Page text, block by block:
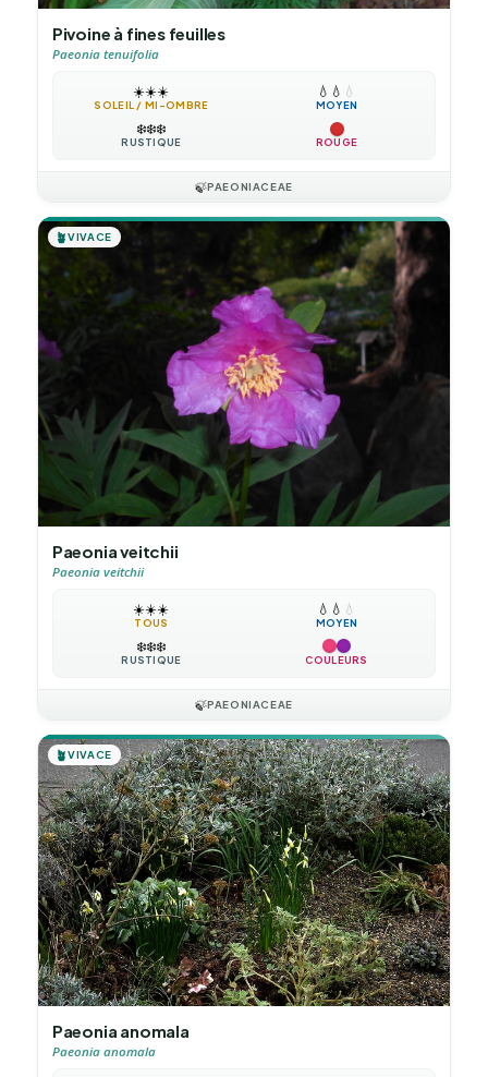
Pivoine à fines feuilles
Paeonia tenuifolia
☀️☀️☀️
SOLEIL / MI-OMBRE
💧 💧 💧
MOYEN
❄️❄️❄️
RUSTIQUE ROUGE
🍃PAEONIACEAE
🪴VIVACE
Paeonia veitchii
Paeonia veitchii
☀️☀️☀️
TOUS
💧 💧 💧
MOYEN
❄️❄️❄️
RUSTIQUE COULEURS
🍃PAEONIACEAE
🪴VIVACE
Paeonia anomala
Paeonia anomala